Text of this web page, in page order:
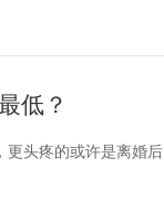
低？
更头疼的或许是离婚后